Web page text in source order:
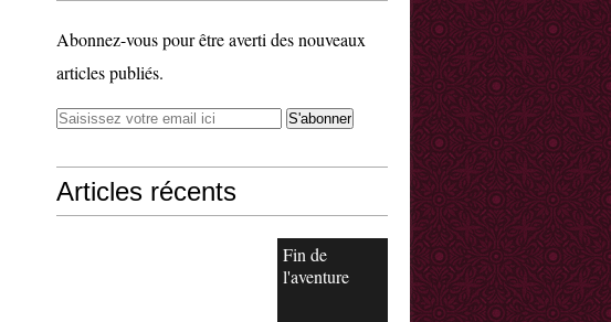
Abonnez-vous pour être averti des nouveaux
articles publiés.
Articles récents
Fin de
l'aventure